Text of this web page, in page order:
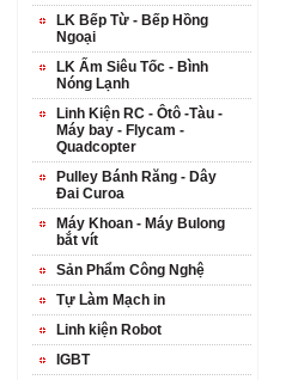
LK Bếp Từ - Bếp Hồng
Ngoại
LK Ấm Siêu Tốc - Bình
Nóng Lạnh
Linh Kiện RC - Ôtô -Tàu -
Máy bay - Flycam -
Quadcopter
Pulley Bánh Răng - Dây
Đai Curoa
Máy Khoan - Máy Bulong
bắt vít
Sản Phẩm Công Nghệ
Tự Làm Mạch in
Linh kiện Robot
IGBT